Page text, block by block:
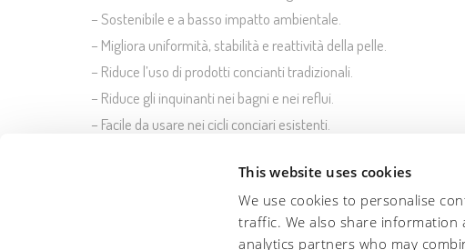
This website uses cookies
We use cookies to personalise
traffic. We also share
analytics partners who may
– Sostenibile e a basso impatto ambientale.
– Migliora uniformità, stabilità e reattività della pelle.
– Riduce l’uso di prodotti concianti tradizionali.
– Riduce gli inquinanti nei bagni e nei reflui.
– Facile da usare nei cicli conciari esistenti.